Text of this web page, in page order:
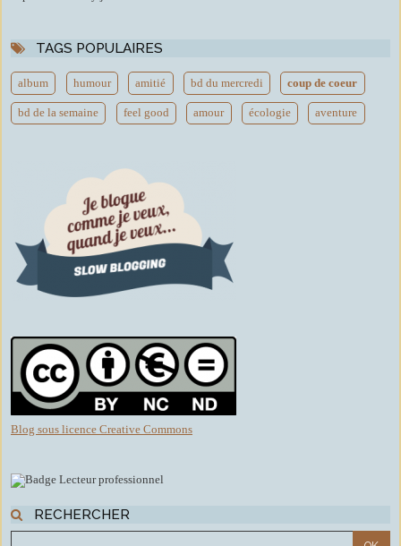
TAGS POPULAIRES
album humour amitié bd du mercredi coup de coeur
bd de la semaine feel good amour écologie aventure
Blog sous licence Creative Commons
RECHERCHER